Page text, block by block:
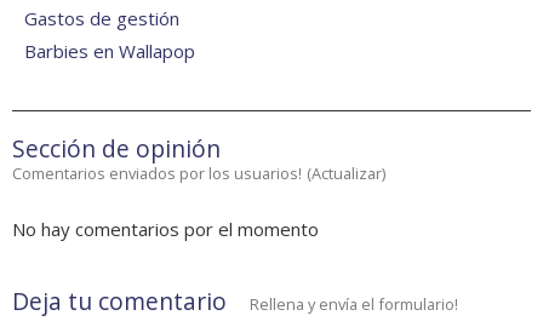
Gastos de gestión
Barbies en Wallapop
Sección de opinión
Comentarios enviados por los usuarios! (Actualizar)
No hay comentarios por el momento
Deja tu comentario Rellena y envía el formulario!